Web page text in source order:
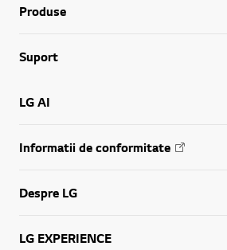
Produse
Suport
LG AI
Informatii de conformitate
Despre LG
LG EXPERIENCE